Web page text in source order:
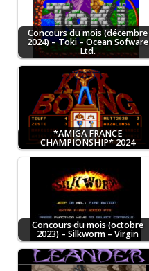
Concours du mois (décembre
2024) – Toki – Ocean Sofware
Ltd.
*AMIGA FRANCE
CHAMPIONSHIP* 2024
Concours du mois (octobre
2023) – Silkworm – Virgin